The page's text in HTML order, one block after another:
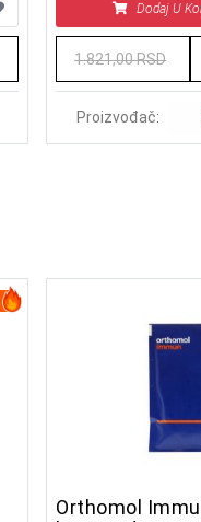
Dodaj U
1.821,00 RSD
Proizvođač:
Orthomol